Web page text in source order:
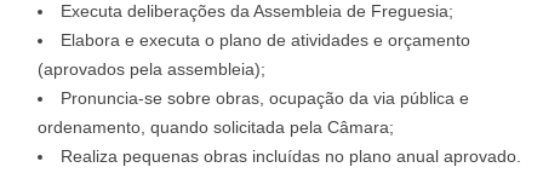
Executa deliberações da Assembleia de Freguesia;
Elabora e executa o plano de atividades e orçamento
(aprovados pela assembleia);
Pronuncia-se sobre obras, ocupação da via pública e
ordenamento, quando solicitada pela Câmara;
Realiza pequenas obras incluídas no plano anual aprovado.